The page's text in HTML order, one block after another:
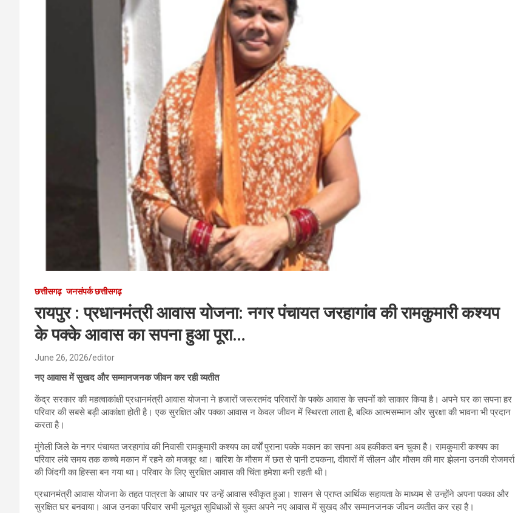
छत्तीसगढ़ जनसंपर्क छत्तीसगढ़
रायपुर : प्रधानमंत्री आवास योजना: नगर पंचायत जरहागांव की रामकुमारी कश्यप
के पक्के आवास का सपना हुआ पूरा…
June 26, 2026 editor
नए आवास में सुखद और सम्मानजनक जीवन कर रही व्यतीत
केंद्र सरकार की महत्वाकांक्षी प्रधानमंत्री आवास योजना ने हजारों जरूरतमंद परिवारों के पक्के आवास के सपनों को साकार किया है। अपने घर का सपना हर
परिवार की सबसे बड़ी आकांक्षा होती है। एक सुरक्षित और पक्का आवास न केवल जीवन में स्थिरता लाता है, बल्कि आत्मसम्मान और सुरक्षा की भावना भी प्रदान
करता है।
मुंगेली जिले के नगर पंचायत जरहागांव की निवासी रामकुमारी कश्यप का वर्षों पुराना पक्के मकान का सपना अब हकीकत बन चुका है। रामकुमारी कश्यप का
परिवार लंबे समय तक कच्चे मकान में रहने को मजबूर था। बारिश के मौसम में छत से पानी टपकना, दीवारों में सीलन और मौसम की मार झेलना उनकी रोजमर्रा
की जिंदगी का हिस्सा बन गया था। परिवार के लिए सुरक्षित आवास की चिंता हमेशा बनी रहती थी।
प्रधानमंत्री आवास योजना के तहत पात्रता के आधार पर उन्हें आवास स्वीकृत हुआ। शासन से प्राप्त आर्थिक सहायता के माध्यम से उन्होंने अपना पक्का और
सुरक्षित घर बनवाया। आज उनका परिवार सभी मूलभूत सुविधाओं से युक्त अपने नए आवास में सुखद और सम्मानजनक जीवन व्यतीत कर रहा है।